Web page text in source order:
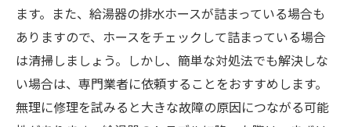
ます。また、給湯器の排水ホースが詰まっている場合も
ありますので、ホースをチェックして詰まっている場合
は清掃しましょう。しかし、簡単な対処法でも解決しな
い場合は、専門業者に依頼することをおすすめします。
無理に修理を試みると大きな故障の原因につながる可能